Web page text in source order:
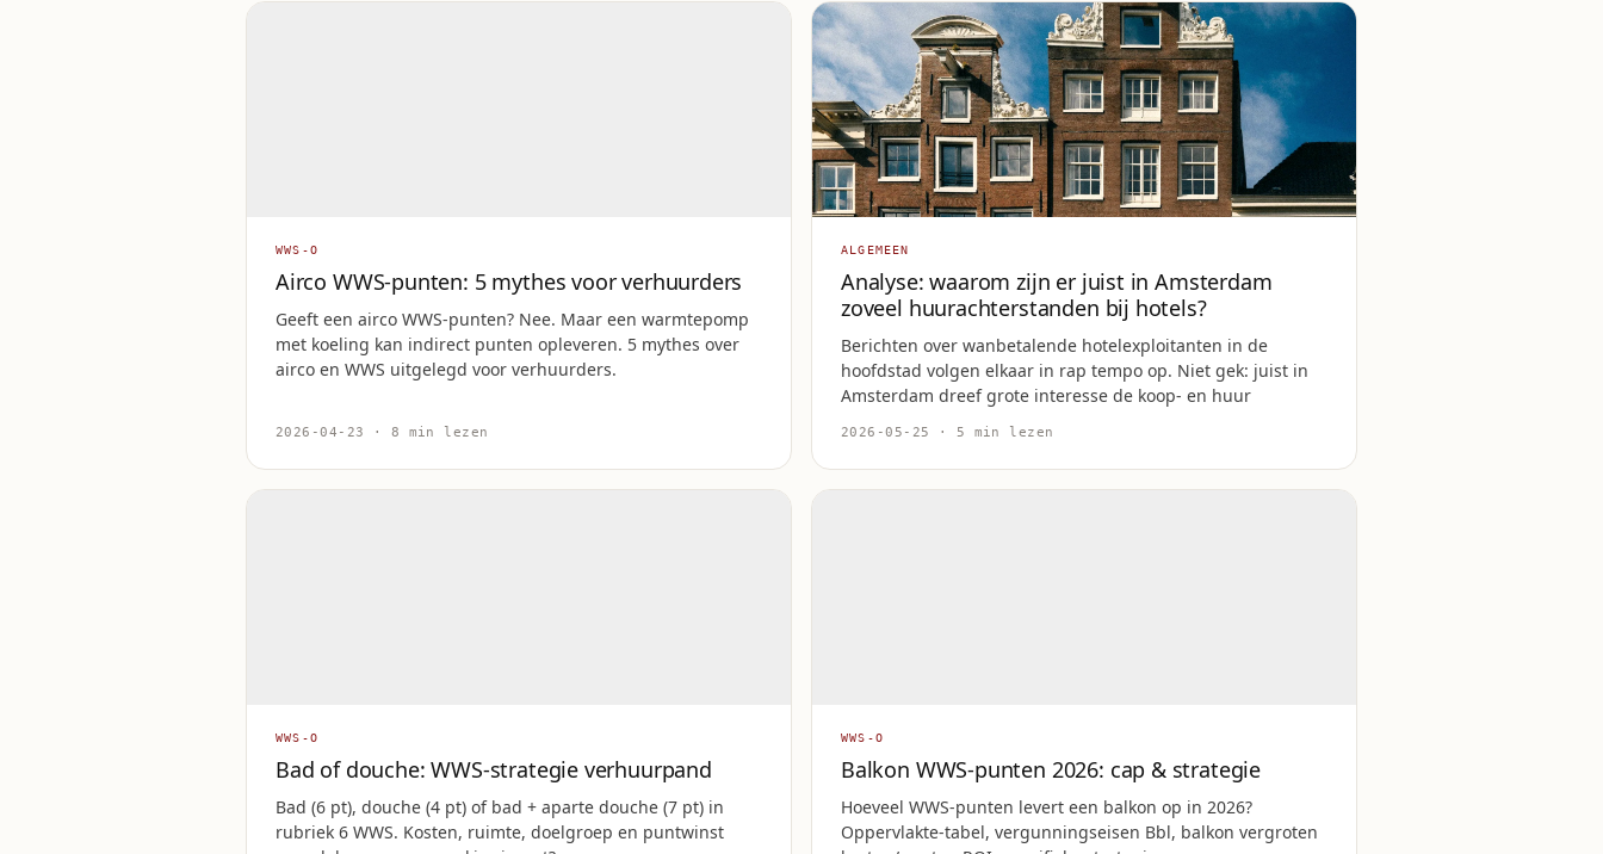
WWS-O
Airco WWS-punten: 5 mythes voor verhuurders
Geeft een airco WWS-punten? Nee. Maar een warmtepomp
met koeling kan indirect punten opleveren. 5 mythes over
airco en WWS uitgelegd voor verhuurders.
2026-04-23 · 8 min lezen
ALGEMEEN
Analyse: waarom zijn er juist in Amsterdam
zoveel huurachterstanden bij hotels?
Berichten over wanbetalende hotelexploitanten in de
hoofdstad volgen elkaar in rap tempo op. Niet gek: juist in
Amsterdam dreef grote interesse de koop- en huur
2026-05-25 · 5 min lezen
WWS-O
Bad of douche: WWS-strategie verhuurpand
Bad (6 pt), douche (4 pt) of bad + aparte douche (7 pt) in
rubriek 6 WWS. Kosten, ruimte, doelgroep en puntwinst
WWS-O
Balkon WWS-punten 2026: cap & strategie
Hoeveel WWS-punten levert een balkon op in 2026?
Oppervlakte-tabel, vergunningseisen Bbl, balkon vergroten